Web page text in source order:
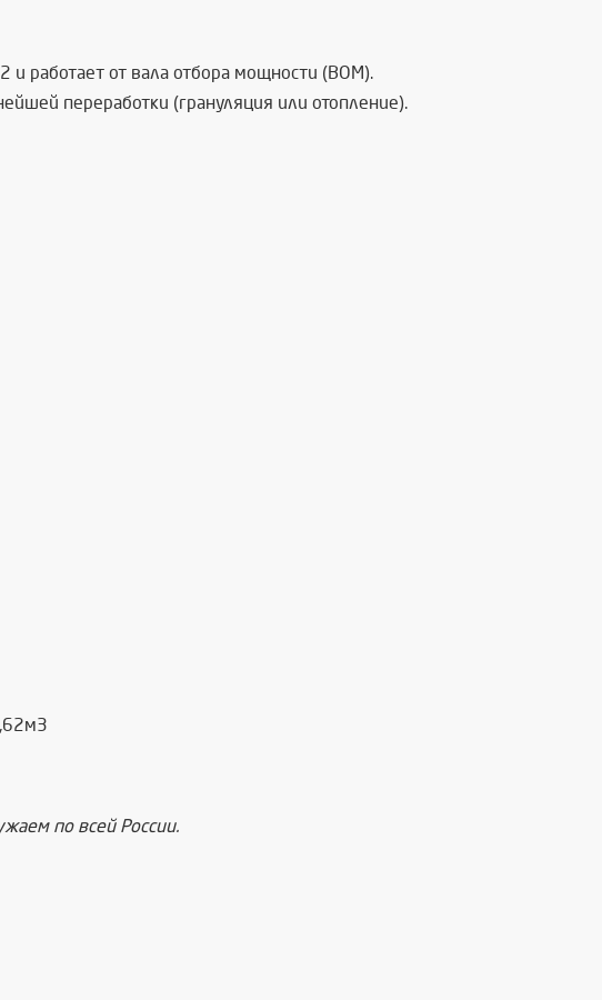
и работает от вала отбора мощности (ВОМ).
переработки (грануляция или отопление).
по всей России.